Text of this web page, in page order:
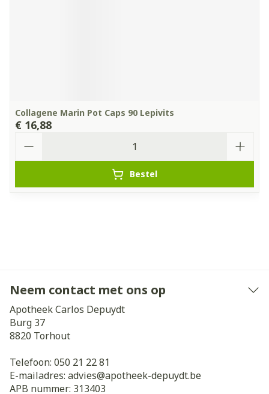
Collagene Marin Pot Caps 90 Lepivits
€ 16,88
Bestel
Neem contact met ons op
Apotheek Carlos Depuydt
Burg 37
8820 Torhout
Telefoon: 050 21 22 81
E-mailadres: advies@apotheek-depuydt.be
APB nummer: 313403